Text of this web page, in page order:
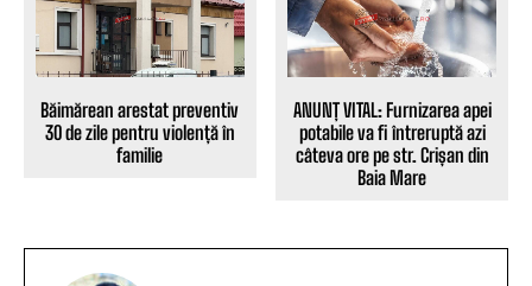
Băimărean arestat preventiv
30 de zile pentru violență în
familie
ANUNȚ VITAL: Furnizarea apei
potabile va fi întreruptă azi
câteva ore pe str. Crișan din
Baia Mare